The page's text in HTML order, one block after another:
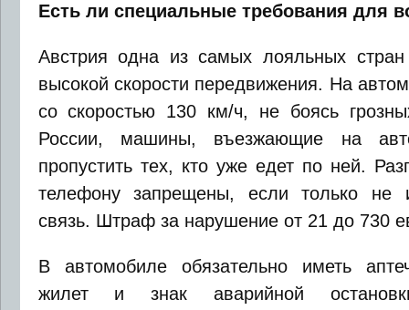
Есть ли специальные требования для
Австрия одна из самых лояльных
высокой скорости передвижения. На
со скоростью 130 км/ч, не боясь
России, машины, въезжающие на
пропустить тех, кто уже едет по ней.
телефону запрещены, если только не
связь. Штраф за нарушение от 21 до 730
В автомобиле обязательно иметь
жилет и знак аварийной